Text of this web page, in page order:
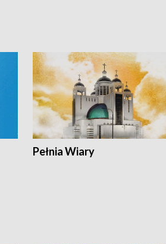
Pełnia Wiary